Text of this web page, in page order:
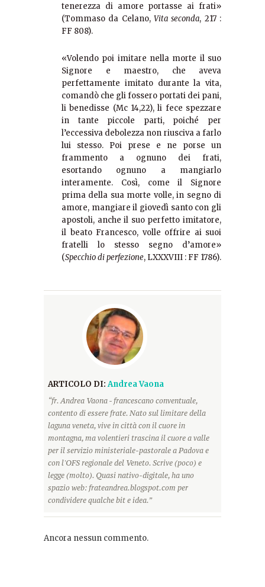
tenerezza di amore portasse ai frati»
(Tommaso da Celano, Vita seconda, 217 :
FF 808).
«Volendo poi imitare nella morte il suo
Signore e maestro, che aveva
perfettamente imitato durante la vita,
comandò che gli fossero portati dei pani,
li benedisse (Mc 14,22), li fece spezzare
in tante piccole parti, poiché per
l’eccessiva debolezza non riusciva a farlo
lui stesso. Poi prese e ne porse un
frammento a ognuno dei frati,
esortando ognuno a mangiarlo
interamente. Così, come il Signore
prima della sua morte volle, in segno di
amore, mangiare il giovedì santo con gli
apostoli, anche il suo perfetto imitatore,
il beato Francesco, volle offrire ai suoi
fratelli lo stesso segno d’amore»
(Specchio di perfezione, LXXXVIII : FF 1786).
ARTICOLO DI:Andrea Vaona
“fr. Andrea Vaona - francescano conventuale,
contento di essere frate. Nato sul limitare della
laguna veneta, vive in città con il cuore in
montagna, ma volentieri trascina il cuore a valle
per il servizio ministeriale-pastorale a Padova e
con l'OFS regionale del Veneto. Scrive (poco) e
legge (molto). Quasi nativo-digitale, ha uno
spazio web: frateandrea.blogspot.com per
condividere qualche bit e idea.”
Ancora nessun commento.